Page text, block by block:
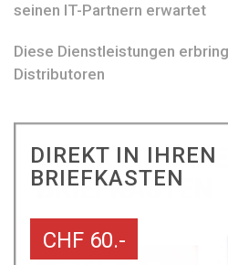
seinen IT-Partnern erwartet
Diese Dienstleistungen
Distributoren
DIREKT IN IHREN
BRIEFKASTEN
CHF 60.-